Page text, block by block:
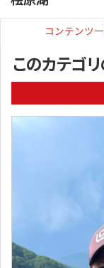
コンテンツ
このカテゴ